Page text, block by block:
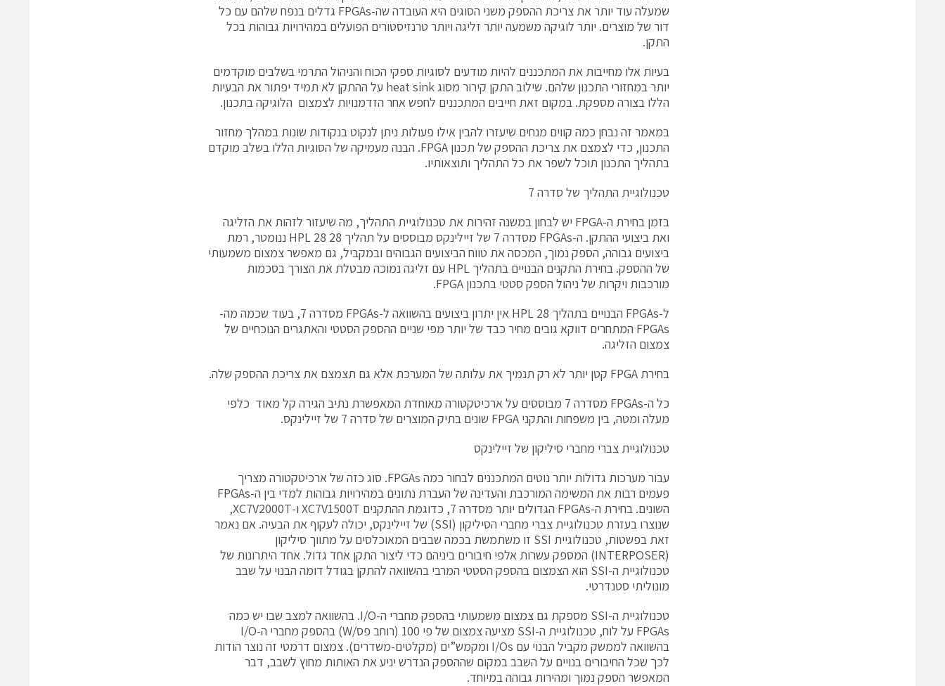
שמעלה עוד יותר את צריכת ההספק משני הסוגים היא העובדה שה-FPGAs גדלים בנפח שלהם עם כל
דור של מוצרים. יותר לוגיקה משמעה יותר זליגה ויותר טרנזיסטורים הפועלים במהירויות גבוהות בכל
התקן.
בעיות אלו מחייבות את המתכננים להיות מודעים לסוגיות ספקי הכוח והניהול התרמי בשלבים מוקדמים
יותר במחזורי התכנון שלהם. שילוב התקן קירור מסוג heat sink על ההתקן לא תמיד יפתור את הבעיות
הללו בצורה מספקת. במקום זאת חייבים המתכננים לחפש אחר הזדמנויות לצמצום הלוגיקה בתכנון.
במאמר זה נבחן כמה קווים מנחים שיעזרו להבין אילו פעולות ניתן לנקוט בנקודות שונות במהלך מחזור
התכנון, כדי לצמצם את צריכת ההספק של תכנון FPGA. הבנה מעמיקה של הסוגיות הללו בשלב מוקדם
בתהליך התכנון תוכל לשפר את כל התהליך ותוצאותיו.
טכנולוגיית התהליך של סדרה 7
בזמן בחירת ה-FPGA יש לבחון במשנה זהירות את טכנולוגיית התהליך, מה שיעזור לזהות את הזליגה
ואת ביצועי ההתקן. ה-FPGAs מסדרה 7 של זיילינקס מבוססים על תהליך 28 HPL 28 ננומטר, רמת
ביצועים גבוהה, הספק נמוך, המכסה את טווח הביצועים הגבוהים ובמקביל, גם מאפשר צמצום משמעותי
של ההספק. בחירת התקנים הבנויים בתהליך HPL עם זליגה נמוכה מבטלת את הצורך בסכמות
מורכבות ויקרות של ניהול הספק סטטי בתכנון FPGA.
ל-FPGAs הבנויים בתהליך 28 HPL אין יתרון ביצועים בהשוואה ל-FPGAs מסדרה 7, בעוד שכמה מה-
FPGAs המתחרים דווקא גובים מחיר כבד של יותר מפי שניים ההספק הסטטי והאתגרים הנוכחיים של
צמצום הזליגה.
בחירת FPGA קטן יותר לא רק תנמיך את עלותה של המערכת אלא גם תצמצם את צריכת ההספק שלה.
כל ה-FPGAs מסדרה 7 מבוססים על ארכיטקטורה מאוחדת המאפשרת נתיב הגירה קל מאוד כלפי
מעלה ומטה, בין משפחות והתקני FPGA שונים בתיק המוצרים של סדרה 7 של זיילינקס.
טכנולוגיית צברי מחברי סיליקון של זיילינקס
עבור מערכות גדולות יותר נוטים המתכננים לבחור כמה FPGAs. סוג כזה של ארכיטקטורה מצריך
פעמים רבות את המשימה המורכבת והעדינה של העברת נתונים במהירויות גבוהות למדי בין ה-FPGAs
השונים. בחירת ה-FPGAs הגדולים יותר מסדרה 7, כדוגמת ההתקנים XC7V1500T ו-XC7V2000T,
שנוצרו בעזרת טכנולוגיית צברי מחברי הסיליקון (SSI) של זיילינקס, יכולה לעקוף את הבעיה. אם נאמר
זאת בפשטות, טכנולוגיית SSI זו משתמשת בכמה שבבים המאוכלסים על מתווך סיליקון
(INTERPOSER) המספק עשרות אלפי חיבורים ביניהם כדי ליצור התקן אחד גדול. אחד היתרונות של
טכנולוגיית ה-SSI הוא הצמצום בהספק הסטטי המרבי בהשוואה להתקן בגודל דומה הבנוי על שבב
מונוליתי סטנדרטי.
טכנולוגיית ה-SSI מספקת גם צמצום משמעותי בהספק מחברי ה-I/O. בהשוואה למצב שבו יש כמה
FPGAs על לוח, טכנולוגיית ה-SSI מציעה צמצום של פי 100 (רוחב פס/W) בהספק מחברי ה-I/O
בהשוואה לממשק מקביל הבנוי עם I/Os ומקמש”ים (מקלטים-משדרים). צמצום דרמטי זה נוצר הודות
לכך שכל החיבורים בנויים על השבב במקום שההספק הנדרש יניע את האותות מחוץ לשבב, דבר
המאפשר הספק נמוך ומהירות גבוהה במיוחד.